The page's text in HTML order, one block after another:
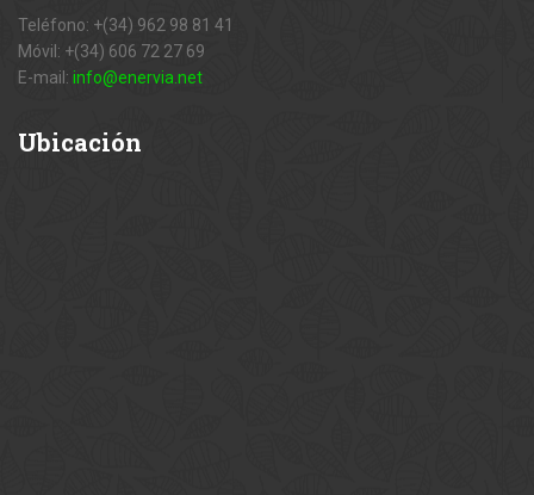
Teléfono: +(34) 962 98 81 41
Móvil: +(34) 606 72 27 69
E-mail: info@enervia.net
Ubicación